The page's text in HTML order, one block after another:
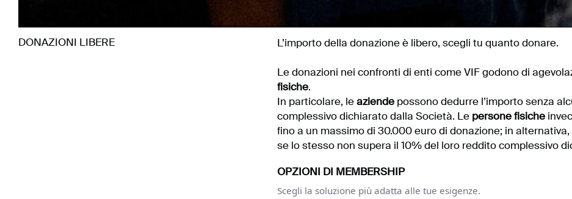
DONAZIONI LIBERE L’importo della donazione è libero, scegli tu quanto donare.
Le donazioni nei confronti di enti come VIF godono di
fisiche.
In particolare, le aziendepossono dedurre l’importo senza
complessivo dichiarato dalla Società. Le persone fisiche
fino a un massimo di 30.000 euro di donazione; in
se lo stesso non supera il 10% del loro reddito complessivo
OPZIONI DI MEMBERSHIP
Scegli la soluzione più adatta alle tue esigenze.